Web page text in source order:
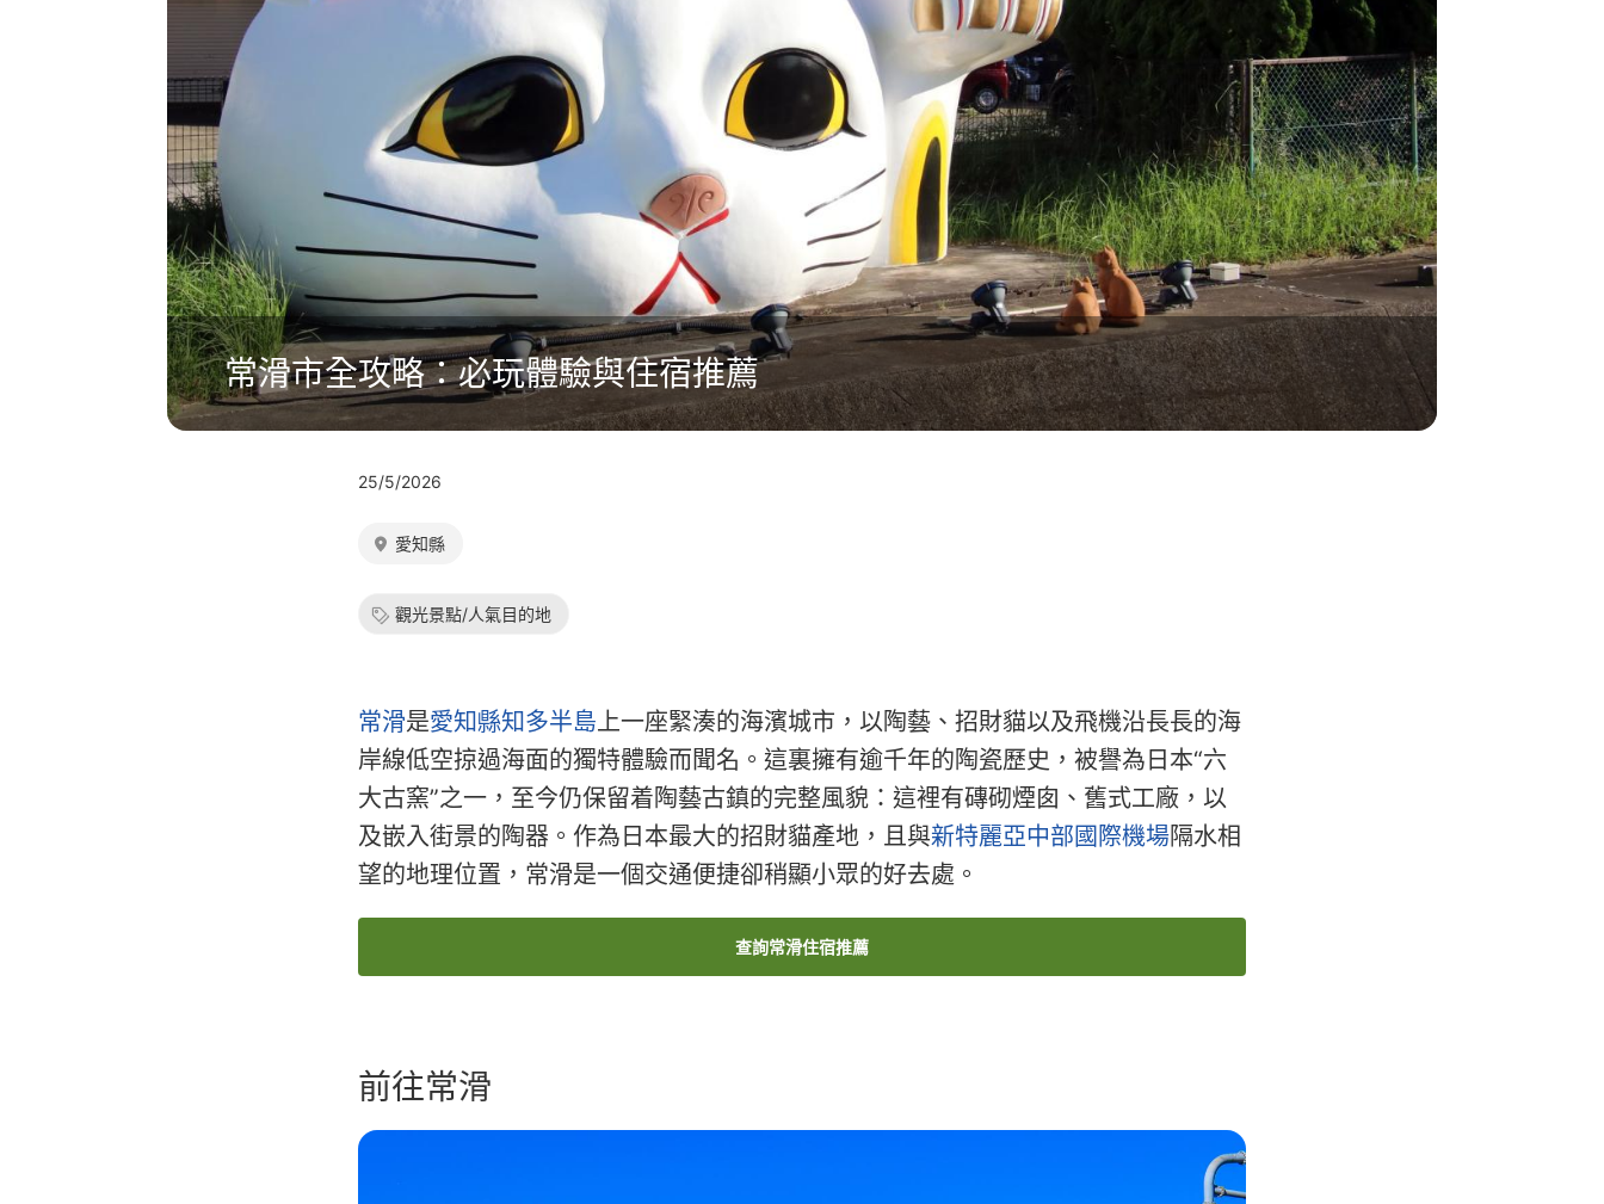
常滑市全攻略：必玩體驗與住宿推薦
25/5/2026
愛知縣
觀光景點/人氣目的地
常滑是愛知縣知多半島 上一座緊湊的海濱城市，以陶藝、招財貓以及飛機沿長長的海
岸線低空掠過海面的獨特體驗而聞名。這裏擁有逾千年的陶瓷歷史，被譽為日本“六
大古窯”之一，至今仍保留着陶藝古鎮的完整風貌：這裡有磚砌煙囱、舊式工廠，以
及嵌入街景的陶器。作為日本最大的招財貓產地，且與新特麗亞中部國際機場隔水相
望的地理位置，常滑是一個交通便捷卻稍顯小眾的好去處。
查詢常滑住宿推薦
前往常滑
Image